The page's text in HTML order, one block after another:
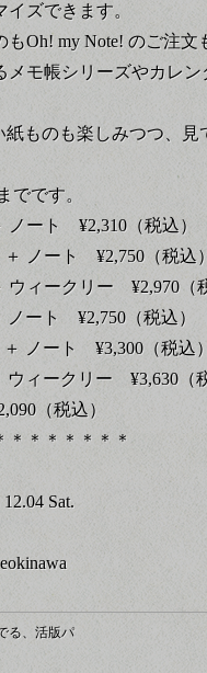
ズできます。
もOh! my Note! のご注文
メモ帳シリーズやカレン
ものも楽しみつつ、見
でです。
ノート ¥2,310（税込）
ノート ¥2,750（税込）
ウィークリー ¥2,970（
ノート ¥2,750（税込）
ノート ¥3,300（税込）
ウィークリー ¥3,630（
（税込）
＊＊＊＊＊＊＊
Sat.
る、活版パ